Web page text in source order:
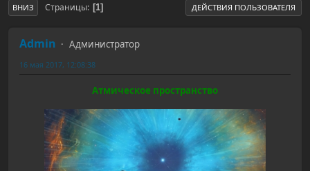
ВНИЗ Страницы 1 ДЕЙСТВИЯ ПОЛЬЗОВАТЕЛЯ
Admin Администратор
16 мая 2017, 12:08:38
Атмическое пространство